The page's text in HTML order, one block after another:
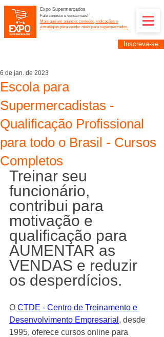
Expo Supermercados
Fale conosco e venda mais!
Mais que um anúncio: conteúdo, indicações e
estratégias para vender mais para supermercados.
Inscreva-se
Escola para
Supermercadistas -
Qualificação Profissional
para todo o Brasil - Cursos
Completos
6 de jan. de 2023
Treinar seu
funcionário,
contribui para
motivação e
qualificação para
AUMENTAR as
VENDAS e reduzir
os desperdícios.
O CTDE - Centro de Treinamento e
Desenvolvimento Empresarial , desde
1995, oferece cursos online para